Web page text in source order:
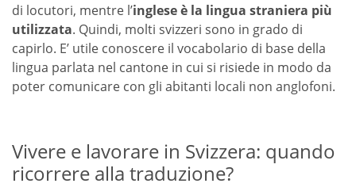
di locutori, mentre l’inglese è la lingua straniera più
utilizzata. Quindi, molti svizzeri sono in grado di
capirlo. E’ utile conoscere il vocabolario di base della
lingua parlata nel cantone in cui si risiede in modo da
poter comunicare con gli abitanti locali non anglofoni.
Vivere e lavorare in Svizzera: quando
ricorrere alla traduzione?